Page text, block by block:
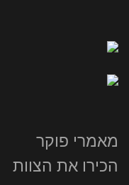
מאמרי פוקר
הכירו את הצוות